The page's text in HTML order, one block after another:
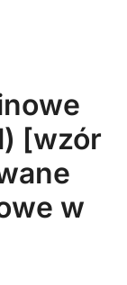
[wzór
w